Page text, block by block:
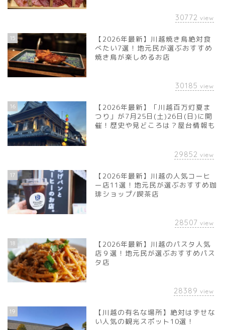
30772 view
15
【2026年最新】川越焼き鳥絶対食
べたい7選！地元民が選ぶおすすめ
焼き鳥が楽しめるお店
30185 view
16
【2026年最新】「川越百万灯夏ま
つり」が7月25日(土)26日(日)に開
催！歴史や見どころは？屋台情報も
29852 view
17
【2026年最新】川越の人気コーヒ
ー店11選！地元民が選ぶおすすめ珈
琲ショップ/喫茶店
28507 view
18
【2026年最新】川越のパスタ人気
店９選！地元民が選ぶおすすめパス
タ店
28389 view
19
【川越の有名な場所】絶対はずせな
い人気の観光スポット10選！